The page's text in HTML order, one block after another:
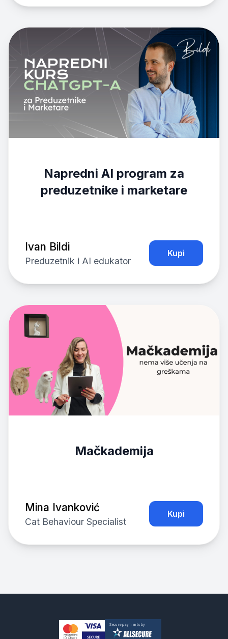
Napredni AI program za
preduzetnike i marketare
Ivan Bildi
Preduzetnik i AI edukator
Kupi
Mačkademija
Mina Ivanković
Cat Behaviour Specialist
Kupi